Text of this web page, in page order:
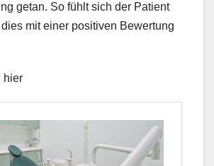
getan. So fühlt sich der Patient
mit einer positiven Bewertung
hier